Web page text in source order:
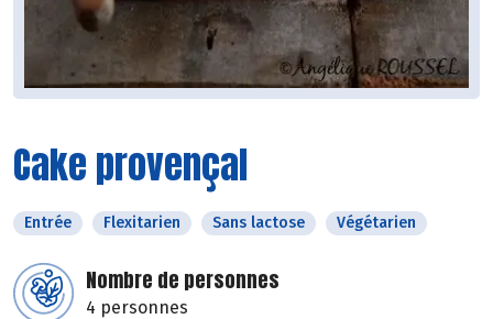
Cake provençal
Entrée Flexitarien Sans lactose Végétarien
Nombre de personnes
4 personnes